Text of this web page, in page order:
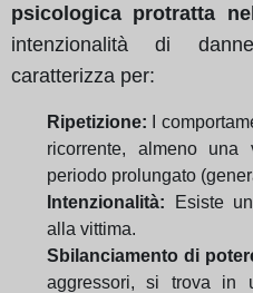
psicologica protratta
intenzionalità di
caratterizza per:
Ripetizione: I
ricorrente, almeno
periodo prolungato
Intenzionalità: Esiste
alla vittima.
Sbilanciamento di
aggressori, si trova in